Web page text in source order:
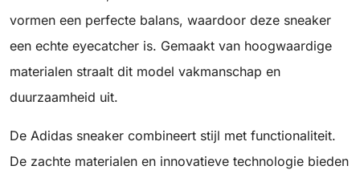
vormen een perfecte balans, waardoor deze sneaker
een echte eyecatcher is. Gemaakt van hoogwaardige
materialen straalt dit model vakmanschap en
duurzaamheid uit.
De Adidas sneaker combineert stijl met functionaliteit.
De zachte materialen en innovatieve technologie bieden